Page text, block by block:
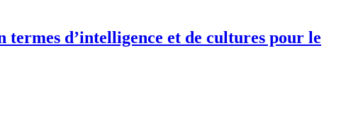
d’intelligence et de cultures pour le